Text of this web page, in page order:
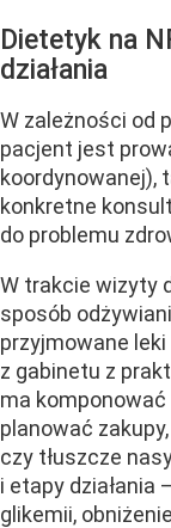
Dietetyk na
działania
W zależności od
pacjent jest
koordynowanej),
konkretne
do problemu
W trakcie wizyty
sposób
przyjmowane leki
z gabinetu z
ma komponować
planować
czy tłuszcze
i etapy działania
glikemii,